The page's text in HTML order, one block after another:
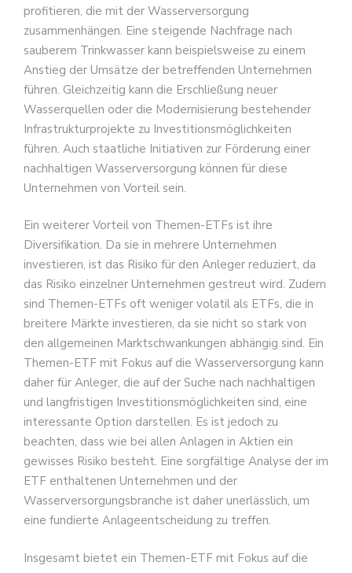
profitieren, die mit der Wasserversorgung
zusammenhängen. Eine steigende Nachfrage nach
sauberem Trinkwasser kann beispielsweise zu einem
Anstieg der Umsätze der betreffenden Unternehmen
führen. Gleichzeitig kann die Erschließung neuer
Wasserquellen oder die Modernisierung bestehender
Infrastrukturprojekte zu Investitionsmöglichkeiten
führen. Auch staatliche Initiativen zur Förderung einer
nachhaltigen Wasserversorgung können für diese
Unternehmen von Vorteil sein.
Ein weiterer Vorteil von Themen-ETFs ist ihre
Diversifikation. Da sie in mehrere Unternehmen
investieren, ist das Risiko für den Anleger reduziert, da
das Risiko einzelner Unternehmen gestreut wird. Zudem
sind Themen-ETFs oft weniger volatil als ETFs, die in
breitere Märkte investieren, da sie nicht so stark von
den allgemeinen Marktschwankungen abhängig sind. Ein
Themen-ETF mit Fokus auf die Wasserversorgung kann
daher für Anleger, die auf der Suche nach nachhaltigen
und langfristigen Investitionsmöglichkeiten sind, eine
interessante Option darstellen. Es ist jedoch zu
beachten, dass wie bei allen Anlagen in Aktien ein
gewisses Risiko besteht. Eine sorgfältige Analyse der im
ETF enthaltenen Unternehmen und der
Wasserversorgungsbranche ist daher unerlässlich, um
eine fundierte Anlageentscheidung zu treffen.
Insgesamt bietet ein Themen-ETF mit Fokus auf die